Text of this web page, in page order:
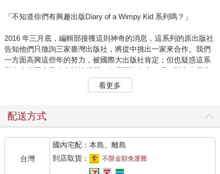
「不知道你們有興趣出版Diary of a Wimpy Kid 系列嗎？」
2016 年三月底，編輯部接獲這則神奇的消息，這系列的原出版社
告知他們只徵詢三家臺灣出版社，將從中挑出一家來合作。我們
一方面高興這些年的努力，被國際大出版社肯定；但也疑惑這系
列書先前國內已有出版社經營，怎麼要換東家了呢？對方表示這
套書未來有其他的規劃，希望另找出版社合作，以便推動後續活
動。他們也不諱言已有出版社提案，我方得加緊腳步評估。
後來，我們的編輯團隊幸運接手編製這系列書，所要面對的挑戰
們要如何突破先前的成就呢？
在最最重要的譯者人選方面，我們推敲再三，最後選定由胡培菱
老師擔綱。胡老師平常就關注出版生態，文筆絕佳；再加上旅居
看更多
配送方式
台灣
國內宅配：本島、離島
到店取貨：
不限金額免運費